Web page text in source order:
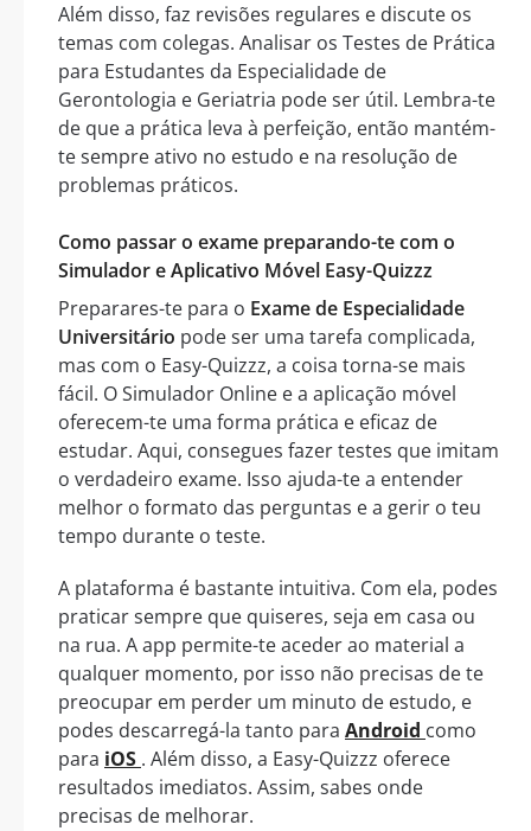
Além disso, faz revisões regulares e discute os
temas com colegas. Analisar os Testes de Prática
para Estudantes da Especialidade de
Gerontologia e Geriatria pode ser útil. Lembra-te
de que a prática leva à perfeição, então mantém-
te sempre ativo no estudo e na resolução de
problemas práticos.
Como passar o exame preparando-te com o
Simulador e Aplicativo Móvel Easy-Quizzz
Preparares-te para o Exame de Especialidade
Universitário pode ser uma tarefa complicada,
mas com o Easy-Quizzz, a coisa torna-se mais
fácil. O Simulador Online e a aplicação móvel
oferecem-te uma forma prática e eficaz de
estudar. Aqui, consegues fazer testes que imitam
o verdadeiro exame. Isso ajuda-te a entender
melhor o formato das perguntas e a gerir o teu
tempo durante o teste.
A plataforma é bastante intuitiva. Com ela, podes
praticar sempre que quiseres, seja em casa ou
na rua. A app permite-te aceder ao material a
qualquer momento, por isso não precisas de te
preocupar em perder um minuto de estudo, e
podes descarregá-la tanto para Android como
para iOS . Além disso, a Easy-Quizzz oferece
resultados imediatos. Assim, sabes onde
precisas de melhorar.